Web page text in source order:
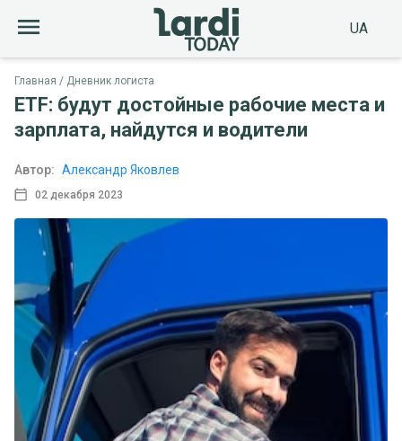
UA
Главная Дневник логиста
ETF: будут достойные рабочие места и
зарплата, найдутся и водители
02 декабря 2023
Автор: Александр Яковлев